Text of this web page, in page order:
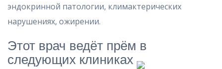
эндокринной патологии, климактерических
нарушениях, ожирении.
Этот врач ведёт прём в
следующих клиниках